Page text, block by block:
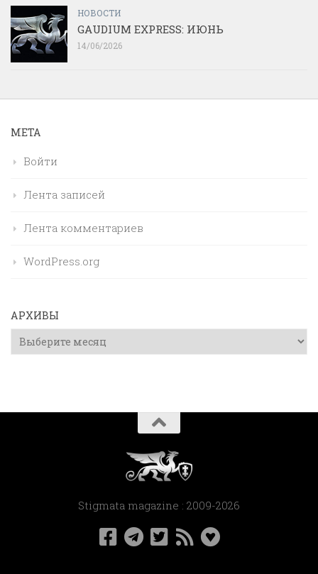
НОВОСТИ
GAUDIUM EXPRESS: ИЮНЬ
14/06/2026
МЕТА
Войти
Лента записей
Лента комментариев
WordPress.org
АРХИВЫ
Архивы
Stigmata magazine : 2009-2026